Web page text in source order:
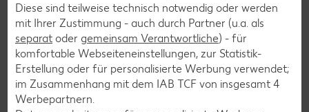
Burger-Rezepte
Pizza-Rezepte
Pasta-Rezepte
Sushi-Rezepte
Raclette-Rezepte
Diese sind teilweise technisch notwendig oder werden
mit Ihrer Zustimmung - auch durch Partner (u.a. als
separat oder gemeinsam Verantwortliche) - für
komfortable Webseiteneinstellungen, zur Statistik-
Erstellung oder für personalisierte Werbung verwendet;
im Zusammenhang mit dem IAB TCF von insgesamt 4
Werbepartnern.